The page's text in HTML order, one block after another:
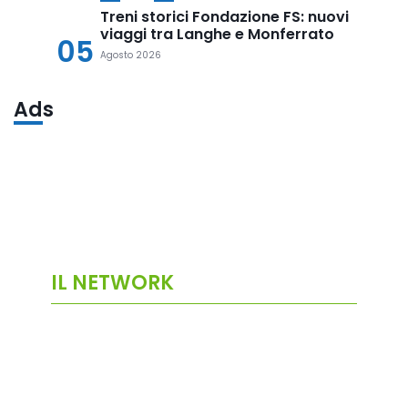
05
Treni storici Fondazione FS: nuovi
viaggi tra Langhe e Monferrato
Agosto 2026
Ads
IL NETWORK